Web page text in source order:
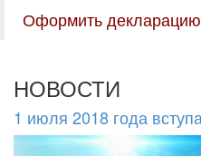
Оформить
НОВОСТИ
1 июля 2018 года